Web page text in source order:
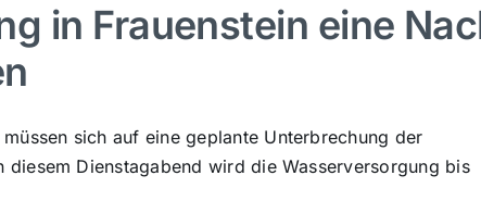
in Frauenstein eine
sich auf eine geplante Unterbrechung der
diesem Dienstagabend wird die Wasserversorgung bis